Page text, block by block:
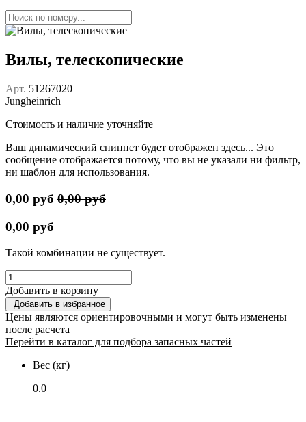
Вилы, телескопические
Арт. 51267020
Jungheinrich
Стоимость и наличие уточняйте
Ваш динамический сниппет будет отображен здесь... Это
сообщение отображается потому, что вы не указали ни фильтр,
ни шаблон для использования.
0,00 руб 0,00руб
0,00 руб
Такой комбинации не существует.
Добавить в корзину
Добавить в избранное
Цены являются ориентировочными и могут быть изменены
после расчета
Перейти в каталог для подбора запасных частей
Вес (кг)
0.0